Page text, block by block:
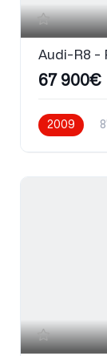
Audi-R8 -
67 900€
2009